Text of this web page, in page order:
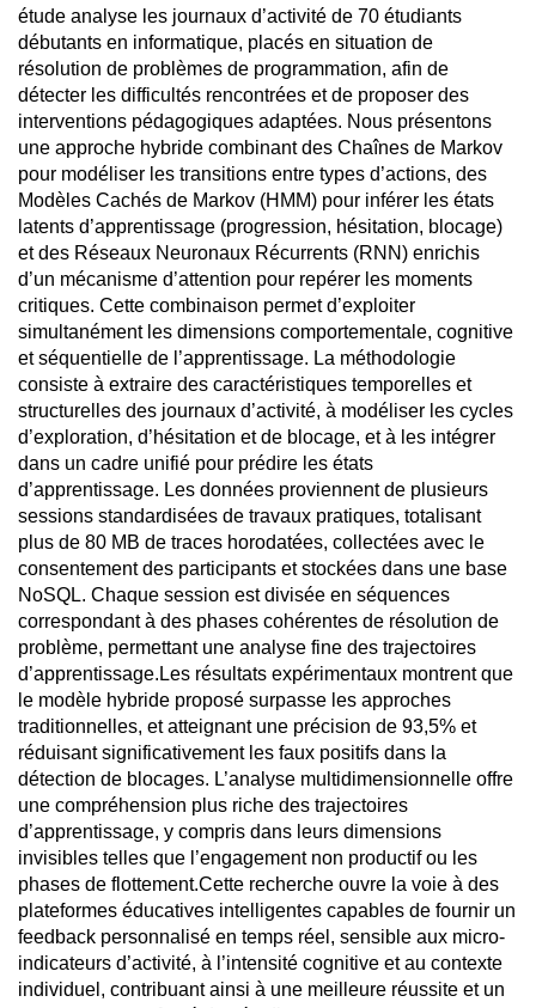
étude analyse les journaux d’activité de 70 étudiants
débutants en informatique, placés en situation de
résolution de problèmes de programmation, afin de
détecter les difficultés rencontrées et de proposer des
interventions pédagogiques adaptées. Nous présentons
une approche hybride combinant des Chaînes de Markov
pour modéliser les transitions entre types d’actions, des
Modèles Cachés de Markov (HMM) pour inférer les états
latents d’apprentissage (progression, hésitation, blocage)
et des Réseaux Neuronaux Récurrents (RNN) enrichis
d’un mécanisme d’attention pour repérer les moments
critiques. Cette combinaison permet d’exploiter
simultanément les dimensions comportementale, cognitive
et séquentielle de l’apprentissage. La méthodologie
consiste à extraire des caractéristiques temporelles et
structurelles des journaux d’activité, à modéliser les cycles
d’exploration, d’hésitation et de blocage, et à les intégrer
dans un cadre unifié pour prédire les états
d’apprentissage. Les données proviennent de plusieurs
sessions standardisées de travaux pratiques, totalisant
plus de 80 MB de traces horodatées, collectées avec le
consentement des participants et stockées dans une base
NoSQL. Chaque session est divisée en séquences
correspondant à des phases cohérentes de résolution de
problème, permettant une analyse fine des trajectoires
d’apprentissage.Les résultats expérimentaux montrent que
le modèle hybride proposé surpasse les approches
traditionnelles, et atteignant une précision de 93,5% et
réduisant significativement les faux positifs dans la
détection de blocages. L’analyse multidimensionnelle offre
une compréhension plus riche des trajectoires
d’apprentissage, y compris dans leurs dimensions
invisibles telles que l’engagement non productif ou les
phases de flottement.Cette recherche ouvre la voie à des
plateformes éducatives intelligentes capables de fournir un
feedback personnalisé en temps réel, sensible aux micro-
indicateurs d’activité, à l’intensité cognitive et au contexte
individuel, contribuant ainsi à une meilleure réussite et un